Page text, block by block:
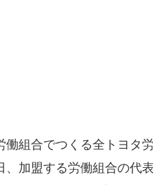
組合でつくる全トヨタ
加盟する労働組合の代